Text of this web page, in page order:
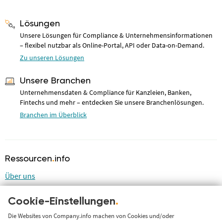
Lösungen
Unsere Lösungen für Compliance & Unternehmensinformationen
– flexibel nutzbar als Online-Portal, API oder Data-on-Demand.
Zu unseren Lösungen
Unsere Branchen
Unternehmensdaten & Compliance für Kanzleien, Banken,
Fintechs und mehr – entdecken Sie unsere Branchenlösungen.
Branchen im Überblick
Ressourcen.info
Über uns
Blog
LinkedIn
LinkedIn Newsletter
Cookie-Einstellungen.
Die Websites von Company.info machen von Cookies und/oder